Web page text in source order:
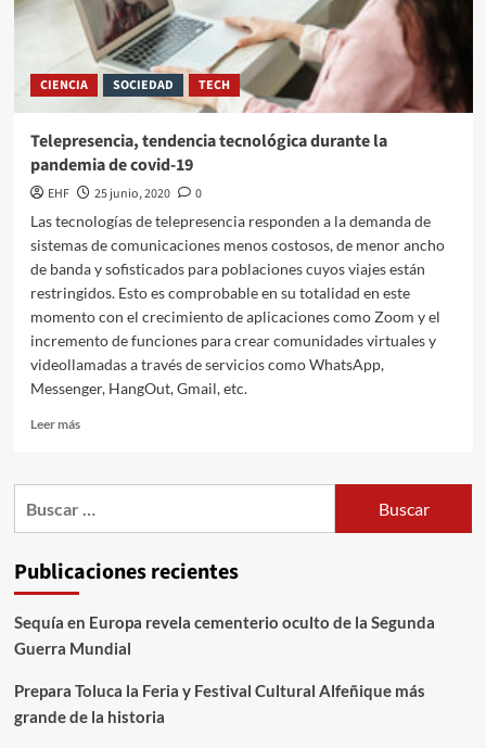
CIENCIA SOCIEDAD TECH
Telepresencia, tendencia tecnológica durante la
pandemia de covid-19
EHF 25 junio, 2020
0
Las tecnologías de telepresencia responden a la demanda de
sistemas de comunicaciones menos costosos, de menor ancho
de banda y sofisticados para poblaciones cuyos viajes están
restringidos. Esto es comprobable en su totalidad en este
momento con el crecimiento de aplicaciones como Zoom y el
incremento de funciones para crear comunidades virtuales y
videollamadas a través de servicios como WhatsApp,
Messenger, HangOut, Gmail, etc.
Leer más
Publicaciones recientes
Sequía en Europa revela cementerio oculto de la Segunda
Guerra Mundial
Prepara Toluca la Feria y Festival Cultural Alfeñique más
grande de la historia